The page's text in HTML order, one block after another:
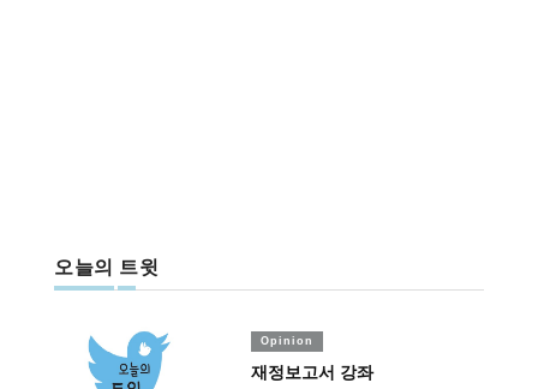
오늘의 트윗
Opinion
재정보고서 강좌